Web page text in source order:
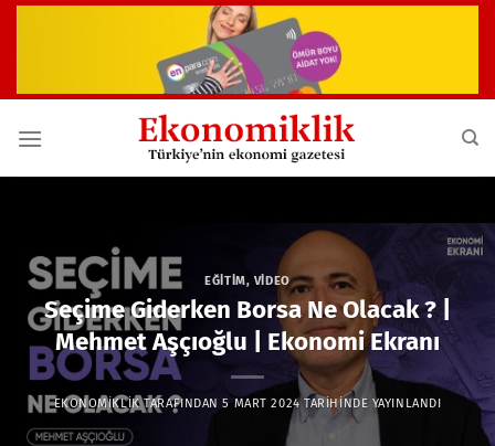
EĞITIM, VIDEO
Seçime Giderken Borsa Ne Olacak ? |
Mehmet Aşçıoğlu | Ekonomi Ekranı
EKONOMIKLIKTARAFINDAN 5 MART 2024 TARIHINDE YAYINLANDI